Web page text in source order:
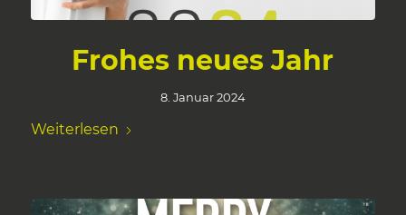
Frohes neues Jahr
8. Januar 2024
Weiterlesen